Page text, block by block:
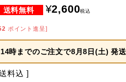
¥2,600税込
ポイント進呈]
14時までのご注文で8月8日(土) 発送
料込